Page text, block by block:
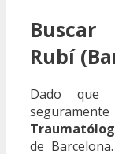
Rubí
Dado que
de